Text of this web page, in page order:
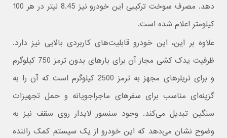
دهد. مصرف سوخت ترکیبی این خودرو نیز 8.45 لیتر در هر 100
کیلومتر اعلام شده است.
علاوه بر این، این خودرو قابلیت‌های کاربردی بالایی نیز دارد.
ظرفیت یدک‌ کشی مجاز آن برای بارهای بدون ترمز 750 کیلوگرم
و برای تریلرهای مجهز به ترمز 2500 کیلوگرم است که آن را به
گزینه‌ای مناسب برای سفرهای ماجراجویانه و حمل تجهیزات
سنگین تبدیل می‌کند. وجود سنسور لایدار روی سقف نیز به
وضوح نشان می‌دهد که این خودرو از یک سیستم کمک راننده